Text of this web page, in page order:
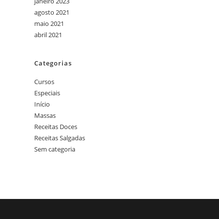
agosto 2021
maio 2021
abril 2021
Categorias
Cursos
Especiais
Início
Massas
Receitas Doces
Receitas Salgadas
Sem categoria